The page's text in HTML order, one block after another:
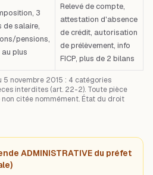
5 novembre 2015 : 4 catégories
interdites (art. 22-2). Toute pièce
citée nommément. État du droit
3
de salaire,
pensions,
plus
Relevé de compte,
attestation d'absence
de crédit, autorisation
de prélèvement, info
FICP, plus de 2 bilans
ADMINISTRATIVE du préfet